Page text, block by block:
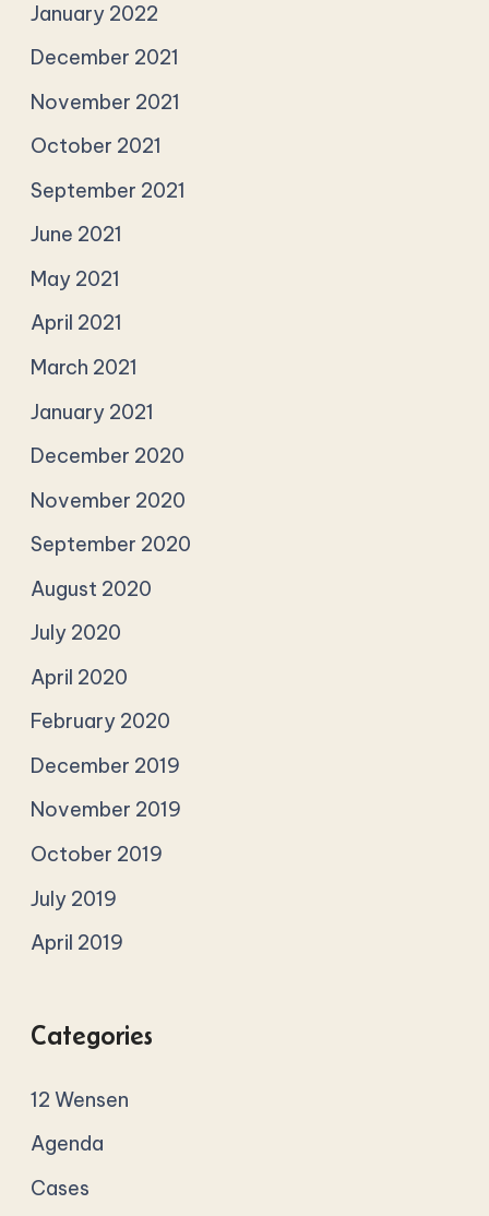
January 2022
December 2021
November 2021
October 2021
September 2021
June 2021
May 2021
April 2021
March 2021
January 2021
December 2020
November 2020
September 2020
August 2020
July 2020
April 2020
February 2020
December 2019
November 2019
October 2019
July 2019
April 2019
Categories
12 Wensen
Agenda
Cases